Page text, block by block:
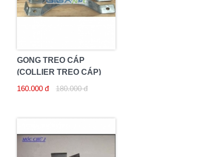
GONG TREO CÁP
(COLLIER TREO CÁP)
D250
160.000 đ 180.000 đ